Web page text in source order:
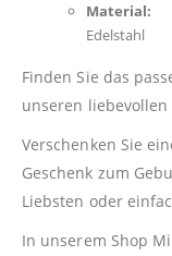
Material:
Edelstahl
Finden Sie das
unseren
Verschenken Sie
Geschenk zum
Liebsten oder
In unserem Shop